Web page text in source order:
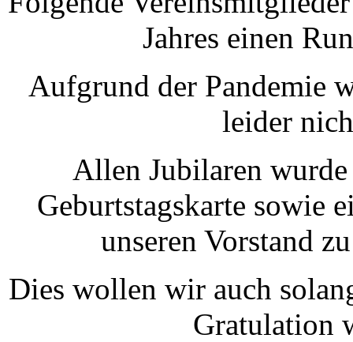
Jahres einen
Aufgrund der Pandemie
leider
Allen Jubilaren
Geburtstagskarte sowie
unseren Vorstand
Dies wollen wir auch
Gratulation